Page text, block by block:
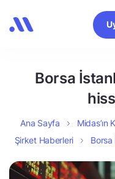
Borsa
Ana Sayfa Midas’ın
Şirket Haberleri
Borsa